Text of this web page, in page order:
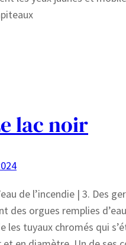
lac noir
de l’incendie | 3. Des
des orgues remplies
les tuyaux chromés qui